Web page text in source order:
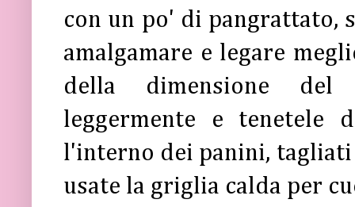
con un po' di pangrattato,
amalgamare e legare
della dimensione del
leggermente e tenetele
l'interno dei panini, tagliati
usate la griglia calda per